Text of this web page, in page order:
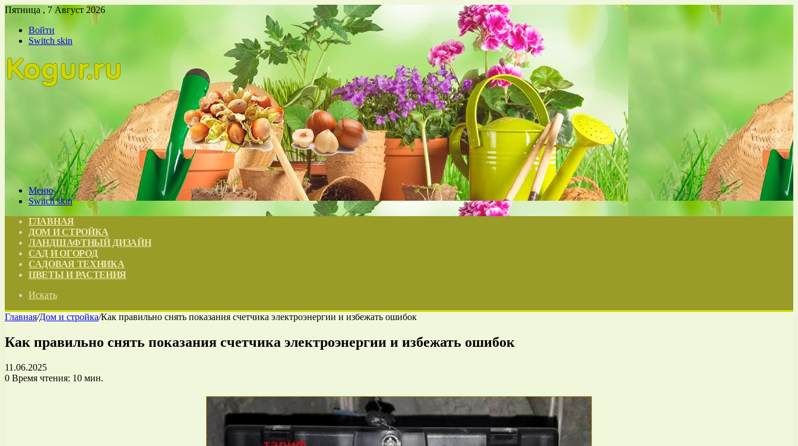
Пятница , 7 Август 2026
Войти
Switch skin
Меню
Switch skin
ГЛАВНАЯ
ДОМ И СТРОЙКА
ЛАНДШАФТНЫЙ ДИЗАЙН
САД И ОГОРОД
САДОВАЯ ТЕХНИКА
ЦВЕТЫ И РАСТЕНИЯ
Искать
Главная/Дом и стройка/Как правильно снять показания счетчика электроэнергии и избежать ошибок
Как правильно снять показания счетчика электроэнергии и избежать ошибок
11.06.2025
0 Время чтения: 10 мин.